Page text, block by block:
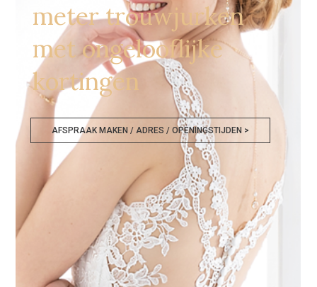
meter trouwjurken
met ongelooflijke
kortingen
AFSPRAAK MAKEN / ADRES / OPENINGSTIJDEN >
Bruidskledij Vilvoorde